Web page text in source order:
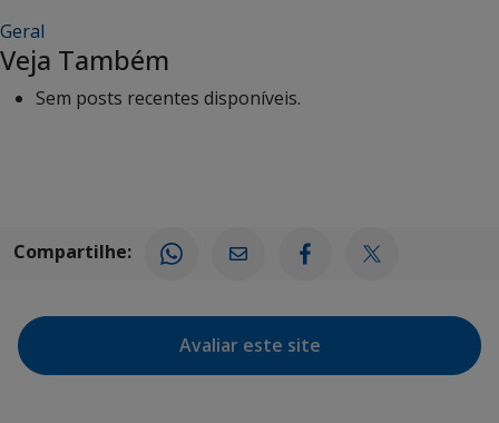
Geral
Veja Também
Sem posts recentes disponíveis.
Compartilhe:
Avaliar este site